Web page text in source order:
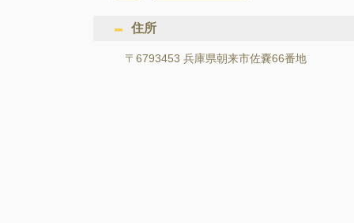
住所
〒6793453 兵庫県朝来市佐嚢66番地